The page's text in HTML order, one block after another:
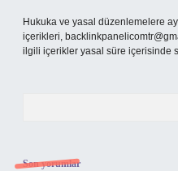
Hukuka ve yasal düzenlemelere
içerikleri,
ilgili içerikler yasal süre içerisinde
Son yorumlar